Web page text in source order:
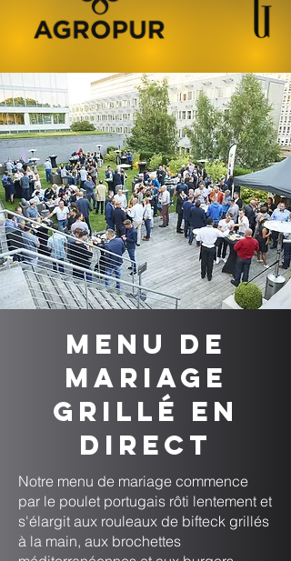
Menu de
mariage
grillé en
direct
Notre menu de mariage commence
par le poulet portugais rôti lentement et
s'élargit aux rouleaux de bifteck grillés
à la main, aux brochettes